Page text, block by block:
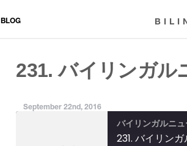
BLOG
231. バイリンガル
September 22nd, 2016
バイリンガルニュ
231. バイリン